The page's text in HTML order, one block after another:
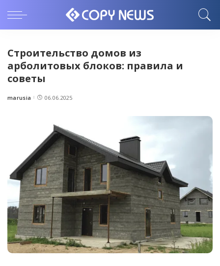
Cтроительство домов из
арболитовых блоков: правила и
советы
Posted
marusia 06.06.2025